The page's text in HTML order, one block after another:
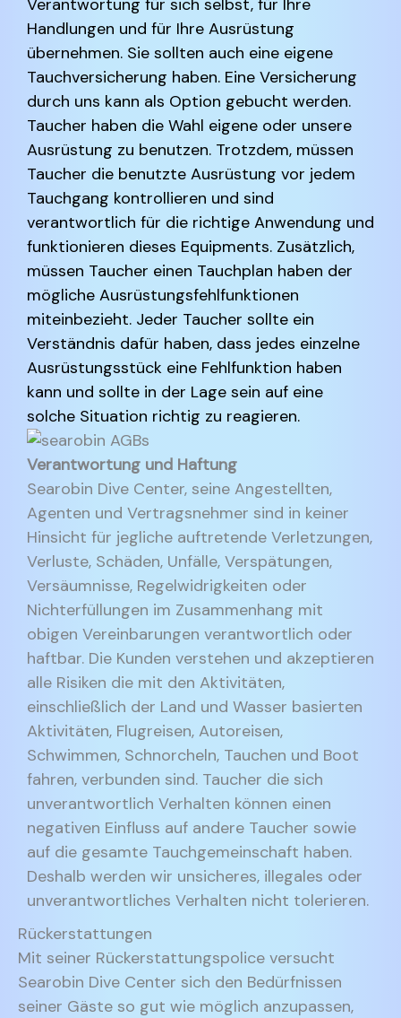
Verantwortung für sich selbst, für Ihre
Handlungen und für Ihre Ausrüstung
übernehmen. Sie sollten auch eine eigene
Tauchversicherung haben. Eine Versicherung
durch uns kann als Option gebucht werden.
Taucher haben die Wahl eigene oder unsere
Ausrüstung zu benutzen. Trotzdem, müssen
Taucher die benutzte Ausrüstung vor jedem
Tauchgang kontrollieren und sind
verantwortlich für die richtige Anwendung und
funktionieren dieses Equipments. Zusätzlich,
müssen Taucher einen Tauchplan haben der
mögliche Ausrüstungsfehlfunktionen
miteinbezieht. Jeder Taucher sollte ein
Verständnis dafür haben, dass jedes einzelne
Ausrüstungsstück eine Fehlfunktion haben
kann und sollte in der Lage sein auf eine
solche Situation richtig zu reagieren.
Verantwortung und Haftung
Searobin Dive Center, seine Angestellten,
Agenten und Vertragsnehmer sind in keiner
Hinsicht für jegliche auftretende Verletzungen,
Verluste, Schäden, Unfälle, Verspätungen,
Versäumnisse, Regelwidrigkeiten oder
Nichterfüllungen im Zusammenhang mit
obigen Vereinbarungen verantwortlich oder
haftbar. Die Kunden verstehen und akzeptieren
alle Risiken die mit den Aktivitäten,
einschließlich der Land und Wasser basierten
Aktivitäten, Flugreisen, Autoreisen,
Schwimmen, Schnorcheln, Tauchen und Boot
fahren, verbunden sind. Taucher die sich
unverantwortlich Verhalten können einen
negativen Einfluss auf andere Taucher sowie
auf die gesamte Tauchgemeinschaft haben.
Deshalb werden wir unsicheres, illegales oder
unverantwortliches Verhalten nicht tolerieren.
Rückerstattungen
Mit seiner Rückerstattungspolice versucht
Searobin Dive Center sich den Bedürfnissen
seiner Gäste so gut wie möglich anzupassen,